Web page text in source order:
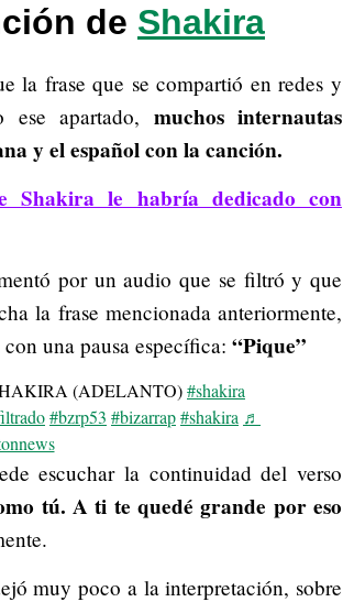
de Shakira
la frase que se compartió en redes y
apartado, muchos internautas
y el español con la canción.
Shakira le habría dedicado con
por un audio que se filtró y que
la frase mencionada anteriormente,
una pausa específica: “Pique”
(ADELANTO)#shakira
#bzrp53 #bizarrap#shakira ♬
escuchar la continuidad del verso
tú. A ti te quedé grande por eso
muy poco a la interpretación, sobre